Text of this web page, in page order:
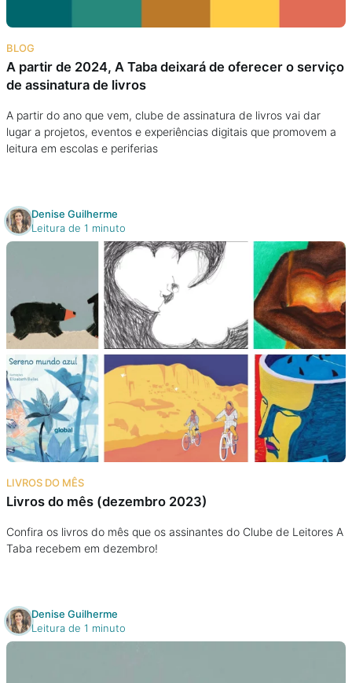
BLOG
A partir de 2024, A Taba deixará de oferecer o serviço
de assinatura de livros
A partir do ano que vem, clube de assinatura de livros vai dar
lugar a projetos, eventos e experiências digitais que promovem a
leitura em escolas e periferias
Denise Guilherme
Leitura de 1 minuto
LIVROS DO MÊS
Livros do mês (dezembro 2023)
Confira os livros do mês que os assinantes do Clube de Leitores A
Taba recebem em dezembro!
Denise Guilherme
Leitura de 1 minuto